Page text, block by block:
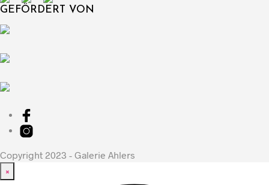
GEFÖRDERT VON
Copyright 2023 - Galerie Ahlers
×